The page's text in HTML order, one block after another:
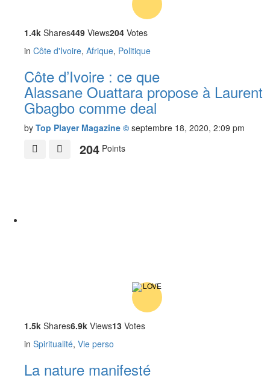
1.4k Shares449 Views204 Votes
in Côte d'Ivoire, Afrique, Politique
Côte d’Ivoire : ce que
Alassane Ouattara propose à Laurent
Gbagbo comme deal
by Top Player Magazine © septembre 18, 2020, 2:09 pm
204 Points
1.5k Shares6.9k Views13 Votes
in Spiritualité, Vie perso
La nature manifesté